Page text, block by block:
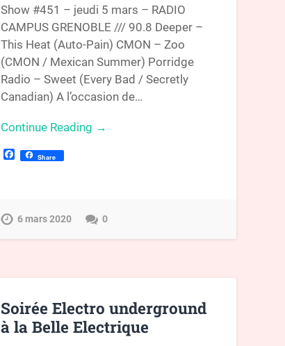
Show #451 – jeudi 5 mars – RADIO
CAMPUS GRENOBLE /// 90.8 Deeper –
This Heat (Auto-Pain) CMON – Zoo
(CMON / Mexican Summer) Porridge
Radio – Sweet (Every Bad / Secretly
Canadian) A l’occasion de…
Continue Reading →
Facebook
Share
6 mars 2020 0
Soirée Electro underground
à la Belle Electrique